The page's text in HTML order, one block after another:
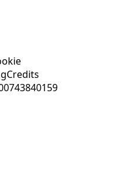
Credits